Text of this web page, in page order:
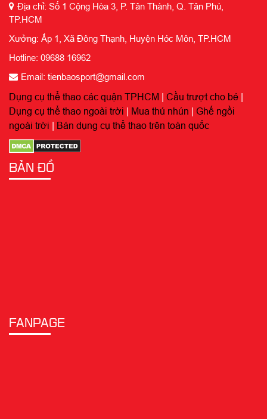
Địa chỉ: Số 1 Cộng Hòa 3, P. Tân Thành, Q. Tân Phú,
TP.HCM
Xưởng: Ấp 1, Xã Đông Thạnh, Huyện Hóc Môn, TP.HCM
Hotline: 09688 16962
Email: tienbaosport@gmail.com
Dụng cụ thể thao các quận TPHCM | Cầu trượt cho bé |
Dụng cụ thể thao ngoài trời | Mua thú nhún | Ghế ngồi
ngoài trời | Bán dụng cụ thể thao trên toàn quốc
BẢN ĐỒ
FANPAGE